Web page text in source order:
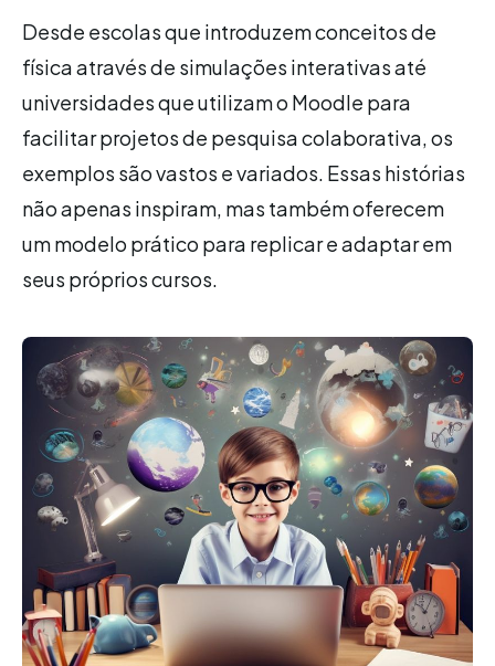
Desde escolas que introduzem conceitos de
física através de simulações interativas até
universidades que utilizam o Moodle para
facilitar projetos de pesquisa colaborativa, os
exemplos são vastos e variados. Essas histórias
não apenas inspiram, mas também oferecem
um modelo prático para replicar e adaptar em
seus próprios cursos.